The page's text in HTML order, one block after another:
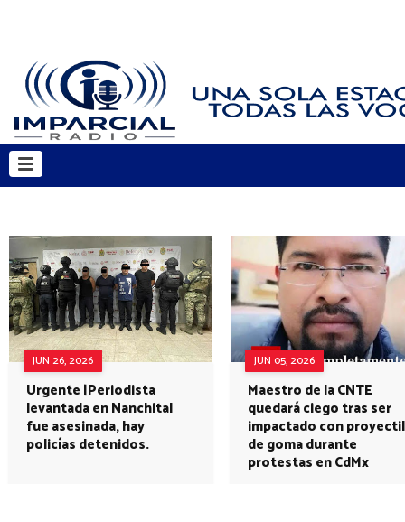
JUN 26, 2026
Urgente |Periodista
levantada en Nanchital
fue asesinada, hay
policías detenidos.
JUN 05, 2026
Maestro de la CNTE
quedará ciego tras ser
impactado con proyectil
de goma durante
protestas en CdMx